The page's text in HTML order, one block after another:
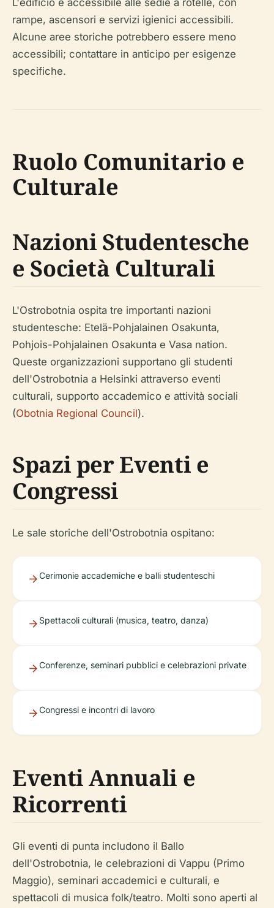
L'edificio è accessibile alle sedie a rotelle, con
rampe, ascensori e servizi igienici accessibili.
Alcune aree storiche potrebbero essere meno
accessibili; contattare in anticipo per esigenze
specifiche.
Ruolo Comunitario e
Culturale
Nazioni Studentesche
e Società Culturali
L'Ostrobotnia ospita tre importanti nazioni
studentesche: Etelä-Pohjalainen Osakunta,
Pohjois-Pohjalainen Osakunta e Vasa nation.
Queste organizzazioni supportano gli studenti
dell'Ostrobotnia a Helsinki attraverso eventi
culturali, supporto accademico e attività sociali
(Obotnia Regional Council).
Spazi per Eventi e
Congressi
Le sale storiche dell'Ostrobotnia ospitano:
Cerimonie accademiche e balli studenteschi
Spettacoli culturali (musica, teatro, danza)
Conferenze, seminari pubblici e celebrazioni private
Congressi e incontri di lavoro
Eventi Annuali e
Ricorrenti
Gli eventi di punta includono il Ballo
dell'Ostrobotnia, le celebrazioni di Vappu (Primo
Maggio), seminari accademici e culturali, e
spettacoli di musica folk/teatro. Molti sono aperti al